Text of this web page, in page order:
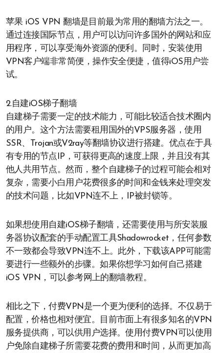
苹果 iOS VPN 翻墙是目前最为常用的翻墙方法之一。
通过连接国际节点，用户可以访问许多国外的网站和应
用程序，可以享受海外资源的便利。同时，安装使用
VPN客户端非常简便，操作安全便捷，值得iOS用户尝
试。
2.自建iOS梯子翻墙
自建梯子需要一定的技术能力，可能比较适合技术圈内
的用户。这个方法需要租用国外的VPS服务器，使用
SSR、Trojan或V2ray等翻墙协议进行搭建。优点在于具
有专用的节点IP，可获得更高的速度上限，并且没有其
他人共用节点。然而，整个自建梯子的过程可能会相对
复杂，需要小白用户花费很多的时间和金钱来处理突发
的技术问题，比如VPN连不上，IP被封锁等。
如果想使用自建iOS梯子翻墙，还需要使用与所安装服
务器协议配套的手动配置工具Shadowrocket，任何参数
不一致都会导致VPN连不上。此外，下载该APP可能需
要进行一些额外的步骤。如果你想学习如何自己搭建
iOS VPN，可以参考网上的翻墙教程。
相比之下，付费VPN是一个更为便利的选择。不仅易于
配置，价格也相对便宜。目前市面上有很多知名的VPN
服务提供商，可以供用户选择。使用付费VPN可以使用
户免除自建梯子所需要花费的费用和时间，从而更加高